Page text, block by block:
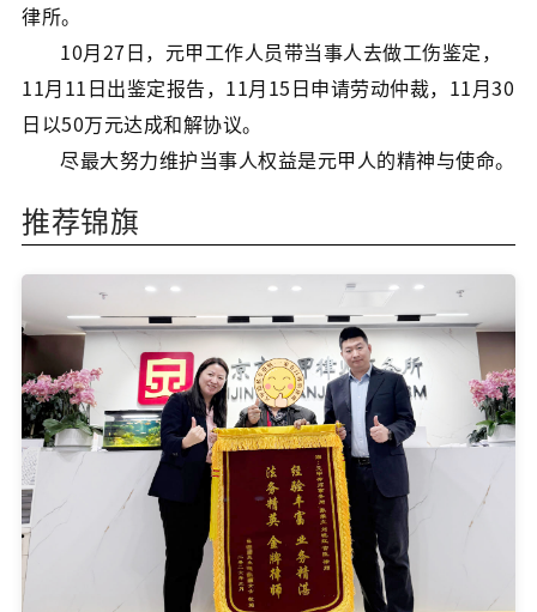
律所。
10月27日，元甲工作人员带当事人去做工伤鉴定，
11月11日出鉴定报告，11月15日申请劳动仲裁，11月30
日以50万元达成和解协议。
尽最大努力维护当事人权益是元甲人的精神与使命。
推荐锦旗